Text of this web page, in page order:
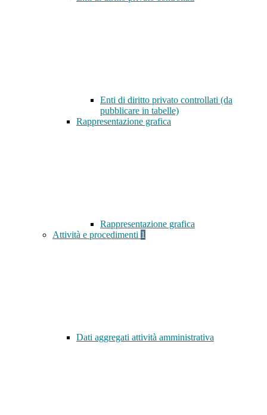
Enti di diritto privato controllati (da
pubblicare in tabelle)
Rappresentazione grafica
Rappresentazione grafica
Attività e procedimenti 1
Dati aggregati attività amministrativa